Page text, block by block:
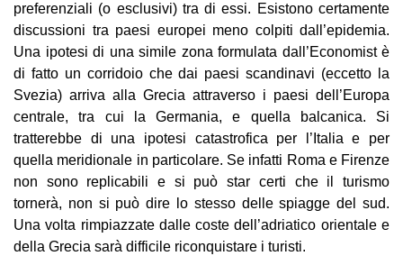
preferenziali (o esclusivi) tra di essi. Esistono certamente
discussioni tra paesi europei meno colpiti dall’epidemia.
Una ipotesi di una simile zona formulata dall’Economist è
di fatto un corridoio che dai paesi scandinavi (eccetto la
Svezia) arriva alla Grecia attraverso i paesi dell’Europa
centrale, tra cui la Germania, e quella balcanica. Si
tratterebbe di una ipotesi catastrofica per l’Italia e per
quella meridionale in particolare. Se infatti Roma e Firenze
non sono replicabili e si può star certi che il turismo
tornerà, non si può dire lo stesso delle spiagge del sud.
Una volta rimpiazzate dalle coste dell’adriatico orientale e
della Grecia sarà difficile riconquistare i turisti.